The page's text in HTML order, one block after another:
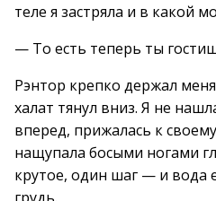
теле я застряла и в какой
— То есть теперь ты
Рэнтор крепко держал
халат тянул вниз. Я не
вперед, прижалась к
нащупала босыми ногами
крутое, один шаг — и вода